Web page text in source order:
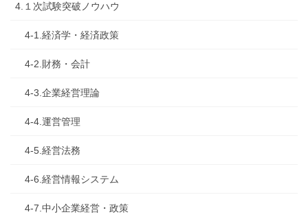
4.１次試験突破ノウハウ
4-1.経済学・経済政策
4-2.財務・会計
4-3.企業経営理論
4-4.運営管理
4-5.経営法務
4-6.経営情報システム
4-7.中小企業経営・政策